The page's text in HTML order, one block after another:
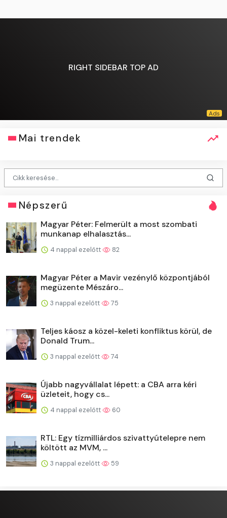
RIGHT SIDEBAR TOP AD
Mai trendek
Népszerű
Magyar Péter: Felmerült a most szombati
munkanap elhalasztás...
4 nappal ezelőtt 82
Magyar Péter a Mavir vezénylő központjából
megüzente Mészáro...
3 nappal ezelőtt 75
Teljes káosz a közel-keleti konfliktus körül, de
Donald Trum...
3 nappal ezelőtt 74
Újabb nagyvállalat lépett: a CBA arra kéri
üzleteit, hogy cs...
4 nappal ezelőtt 60
RTL: Egy tízmilliárdos szivattyútelepre nem
költött az MVM, ...
3 nappal ezelőtt 59